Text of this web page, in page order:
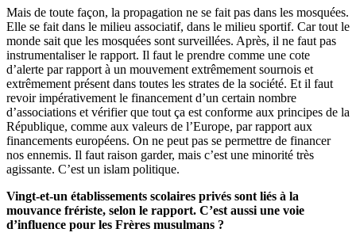
Mais de toute façon, la propagation ne se fait pas dans les mosquées.
Elle se fait dans le milieu associatif, dans le milieu sportif. Car tout le
monde sait que les mosquées sont surveillées. Après, il ne faut pas
instrumentaliser le rapport. Il faut le prendre comme une cote
d’alerte par rapport à un mouvement extrêmement sournois et
extrêmement présent dans toutes les strates de la société. Et il faut
revoir impérativement le financement d’un certain nombre
d’associations et vérifier que tout ça est conforme aux principes de la
République, comme aux valeurs de l’Europe, par rapport aux
financements européens. On ne peut pas se permettre de financer
nos ennemis. Il faut raison garder, mais c’est une minorité très
agissante. C’est un islam politique.
Vingt-et-un établissements scolaires privés sont liés à la
mouvance frériste, selon le rapport. C’est aussi une voie
d’influence pour les Frères musulmans ?